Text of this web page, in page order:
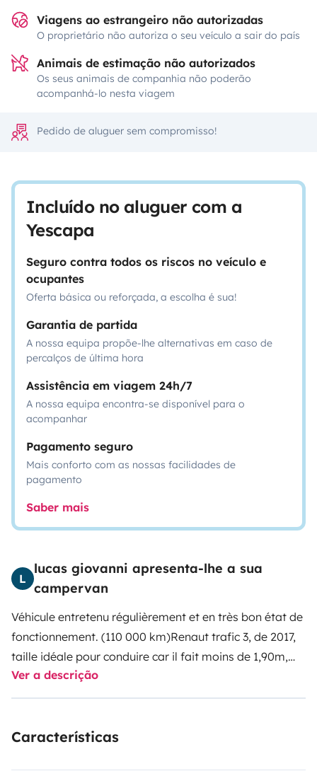
Viagens ao estrangeiro não autorizadas
O proprietário não autoriza o seu veículo a sair do país
Animais de estimação não autorizados
Os seus animais de companhia não poderão
acompanhá-lo nesta viagem
Pedido de aluguer sem compromisso!
Incluído no aluguer com a
Yescapa
Seguro contra todos os riscos no veículo e
ocupantes
Oferta básica ou reforçada, a escolha é sua!
Garantia de partida
A nossa equipa propõe-lhe alternativas em caso de
percalços de última hora
Assistência em viagem 24h/7
A nossa equipa encontra-se disponível para o
acompanhar
Pagamento seguro
Mais conforto com as nossas facilidades de
pagamento
Saber mais
L
lucas giovanni apresenta-lhe a sua
campervan
Véhicule entretenu régulièrement et en très bon état de
fonctionnement. (110 000 km)Renaut trafic 3, de 2017,
taille idéale pour conduire car il fait moins de 1,90m,
donc passage en autoroute comme une voiture et vous
passez sous toutes les barrières de parking de plus, ses
sans difficultés.Il est aussi facile à garer car c'est un
Ver a descrição
Características